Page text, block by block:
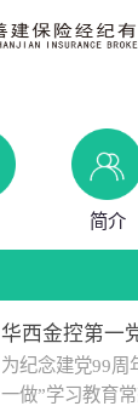
简介
为纪念建党99周
一做”学习教育